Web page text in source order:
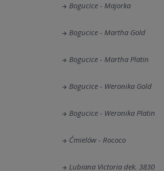
Bogucice - Majorka
Bogucice - Martha Gold
Bogucice - Martha Platin
Bogucice - Weronika Gold
Bogucice - Weronika Platin
Ćmielów - Rococo
Lubiana Victoria dek. 3830